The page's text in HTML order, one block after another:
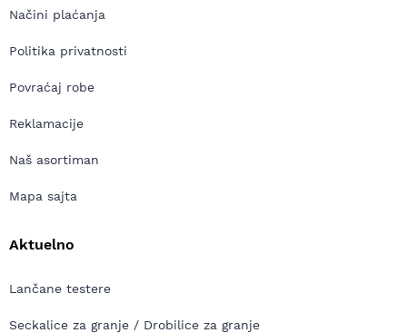
Načini plaćanja
Politika privatnosti
Povraćaj robe
Reklamacije
Naš asortiman
Mapa sajta
Aktuelno
Lančane testere
Seckalice za granje / Drobilice za granje